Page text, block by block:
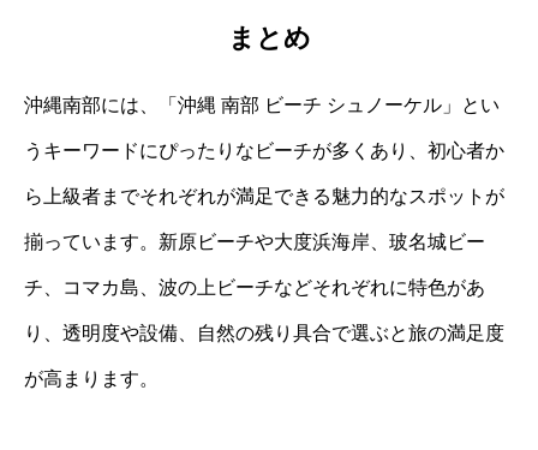
まとめ
沖縄南部には、「沖縄 南部 ビーチ シュノーケル」とい
うキーワードにぴったりなビーチが多くあり、初心者か
ら上級者までそれぞれが満足できる魅力的なスポットが
揃っています。新原ビーチや大度浜海岸、玻名城ビー
チ、コマカ島、波の上ビーチなどそれぞれに特色があ
り、透明度や設備、自然の残り具合で選ぶと旅の満足度
が高まります。